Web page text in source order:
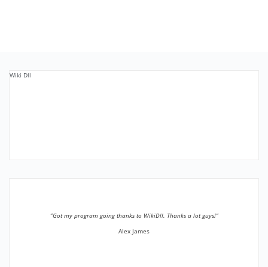
Wiki Dll
”Got my program going thanks to WikiDll. Thanks a lot guys!”
Alex James